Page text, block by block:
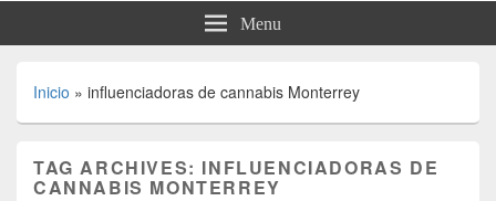
Menu
Inicio » influenciadoras de cannabis Monterrey
TAG ARCHIVES: INFLUENCIADORAS DE
CANNABIS MONTERREY